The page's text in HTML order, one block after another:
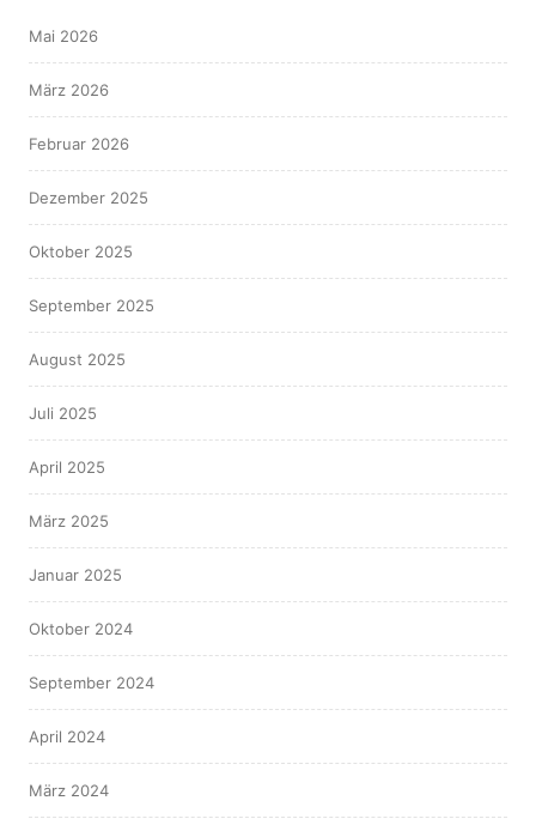
Mai 2026
März 2026
Februar 2026
Dezember 2025
Oktober 2025
September 2025
August 2025
Juli 2025
April 2025
März 2025
Januar 2025
Oktober 2024
September 2024
April 2024
März 2024